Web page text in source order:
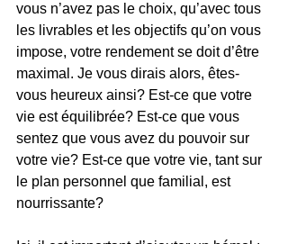
vous n’avez pas le choix, qu’avec tous
les livrables et les objectifs qu’on vous
impose, votre rendement se doit d’être
maximal. Je vous dirais alors, êtes-
vous heureux ainsi? Est-ce que votre
vie est équilibrée? Est-ce que vous
sentez que vous avez du pouvoir sur
votre vie? Est-ce que votre vie, tant sur
le plan personnel que familial, est
nourrissante?